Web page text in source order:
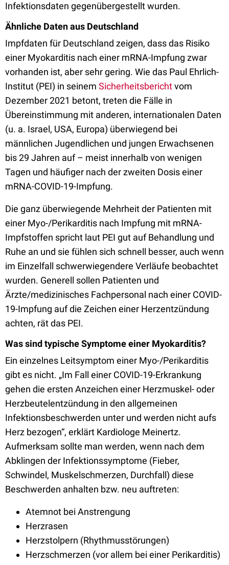
Infektionsdaten gegenübergestellt wurden.
Ähnliche Daten aus Deutschland
Impfdaten für Deutschland zeigen, dass das Risiko
einer Myokarditis nach einer mRNA-Impfung zwar
vorhanden ist, aber sehr gering. Wie das Paul Ehrlich-
Institut (PEI) in seinem Sicherheitsberichtvom
Dezember 2021 betont, treten die Fälle in
Übereinstimmung mit anderen, internationalen Daten
(u. a. Israel, USA, Europa) überwiegend bei
männlichen Jugendlichen und jungen Erwachsenen
bis 29 Jahren auf – meist innerhalb von wenigen
Tagen und häufiger nach der zweiten Dosis einer
mRNA-COVID-19-Impfung.
Die ganz überwiegende Mehrheit der Patienten mit
einer Myo-/Perikarditis nach Impfung mit mRNA-
Impfstoffen spricht laut PEI gut auf Behandlung und
Ruhe an und sie fühlen sich schnell besser, auch wenn
im Einzelfall schwerwiegendere Verläufe beobachtet
wurden. Generell sollen Patienten und
Ärzte/medizinisches Fachpersonal nach einer COVID-
19-Impfung auf die Zeichen einer Herzentzündung
achten, rät das PEI.
Was sind typische Symptome einer Myokarditis?
Ein einzelnes Leitsymptom einer Myo-/Perikarditis
gibt es nicht. „Im Fall einer COVID-19-Erkrankung
gehen die ersten Anzeichen einer Herzmuskel- oder
Herzbeutelentzündung in den allgemeinen
Infektionsbeschwerden unter und werden nicht aufs
Herz bezogen“, erklärt Kardiologe Meinertz.
Aufmerksam sollte man werden, wenn nach dem
Abklingen der Infektionssymptome (Fieber,
Schwindel, Muskelschmerzen, Durchfall) diese
Beschwerden anhalten bzw. neu auftreten:
Atemnot bei Anstrengung
Herzrasen
Herzstolpern (Rhythmusstörungen)
Herzschmerzen (vor allem bei einer Perikarditis)